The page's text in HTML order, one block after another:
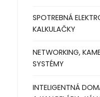
SPOTREBNÁ
KALKULAČKY
NETWORKING,
SYSTÉMY
INTELIGENTNÁ